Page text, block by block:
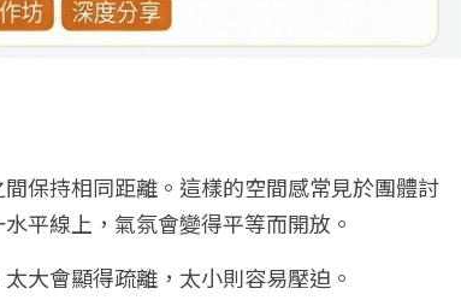
保持相同距離。這樣的空間感常見於團體討
平線上，氣氛會變得平等而開放。
大會顯得疏離，太小則容易壓迫。